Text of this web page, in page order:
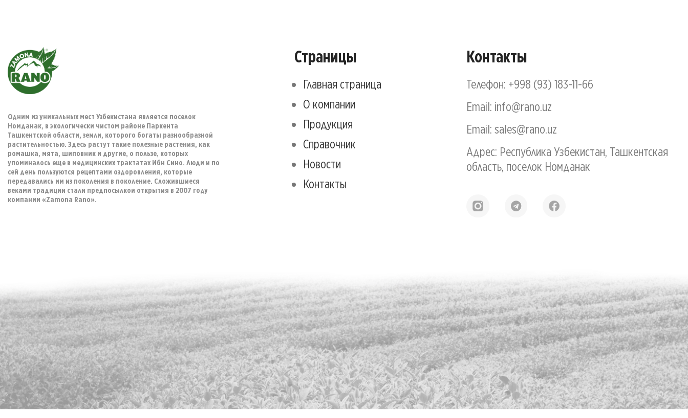
Одним из уникальных мест Узбекистана является поселок
Номданак, в экологически чистом районе Паркента
Ташкентской области, земли, которого богаты разнообразной
растительностью. Здесь растут такие полезные растения, как
ромашка, мята, шиповник и другие, о пользе, которых
упоминалось еще в медицинских трактатах Ибн Сино. Люди и по
сей день пользуются рецептами оздоровления, которые
передавались им из поколения в поколение. Сложившиеся
веками традиции стали предпосылкой открытия в 2007 году
компании «Zamona Rano».
Страницы
Главная страница
О компании
Продукция
Справочник
Новости
Контакты
Контакты
Телефон: +998 (93) 183-11-66
Email: info@rano.uz
Email: sales@rano.uz
Адрес: Республика Узбекистан, Ташкентская
область, поселок Номданак